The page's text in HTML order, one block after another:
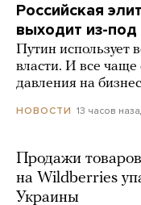
Российская
выходит из-под
Путин использует
власти. И все чаще
давления на
НОВОСТИ 13 часов
Продажи
на Wildberries
Украины